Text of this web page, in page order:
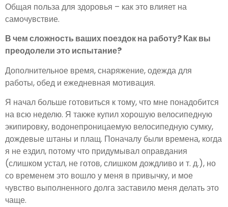
Общая польза для здоровья – как это влияет на
самочувствие.
В чем сложность ваших поездок на работу? Как вы
преодолели это испытание?
Дополнительное время, снаряжение, одежда для
работы, обед и ежедневная мотивация.
Я начал больше готовиться к тому, что мне понадобится
на всю неделю. Я также купил хорошую велосипедную
экипировку, водонепроницаемую велосипедную сумку,
дождевые штаны и плащ. Поначалу были времена, когда
я не ездил, потому что придумывал оправдания
(слишком устал, не готов, слишком дождливо и т. д.), но
со временем это вошло у меня в привычку, и мое
чувство выполненного долга заставило меня делать это
чаще.